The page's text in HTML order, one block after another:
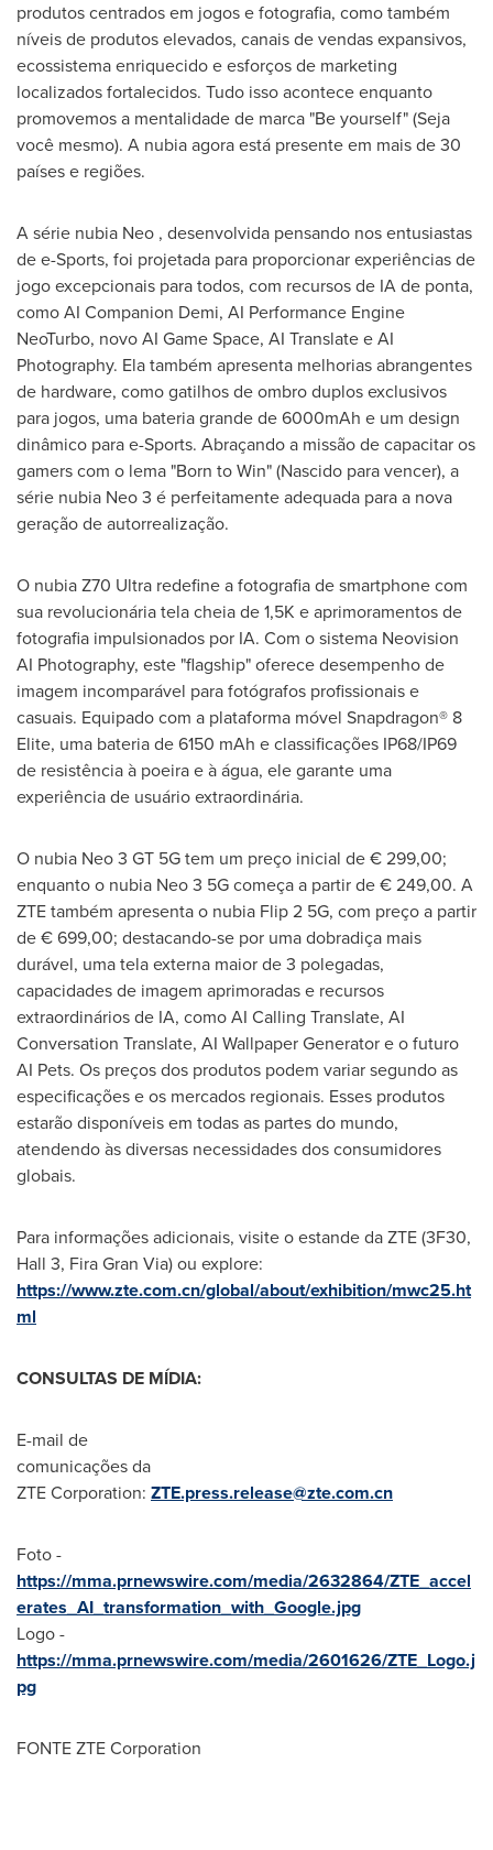
produtos centrados em jogos e fotografia, como também
níveis de produtos elevados, canais de vendas expansivos,
ecossistema enriquecido e esforços de marketing
localizados fortalecidos. Tudo isso acontece enquanto
promovemos a mentalidade de marca "Be yourself" (Seja
você mesmo). A nubia agora está presente em mais de 30
países e regiões.
A série nubia Neo , desenvolvida pensando nos entusiastas
de e-Sports, foi projetada para proporcionar experiências de
jogo excepcionais para todos, com recursos de IA de ponta,
como AI Companion Demi, AI Performance Engine
NeoTurbo, novo AI Game Space, AI Translate e AI
Photography. Ela também apresenta melhorias abrangentes
de hardware, como gatilhos de ombro duplos exclusivos
para jogos, uma bateria grande de 6000mAh e um design
dinâmico para e-Sports. Abraçando a missão de capacitar os
gamers com o lema "Born to Win" (Nascido para vencer), a
série nubia Neo 3 é perfeitamente adequada para a nova
geração de autorrealização.
O nubia Z70 Ultra redefine a fotografia de smartphone com
sua revolucionária tela cheia de1,5K e aprimoramentos de
fotografia impulsionados por IA. Com o sistema Neovision
AI Photography, este "flagship" oferece desempenho de
imagem incomparável para fotógrafos profissionais e
casuais. Equipado com a plataforma móvel Snapdragon® 8
Elite, uma bateria de 6150 mAh e classificações IP68/IP69
de resistência à poeira e à água, ele garante uma
experiência de usuário extraordinária.
O nubia Neo 3 GT 5G tem um preço inicial de € 299,00;
enquanto o nubia Neo 3 5G começa a partir de € 249,00. A
ZTE também apresenta o nubia Flip 2 5G, com preço a partir
de € 699,00; destacando-se por uma dobradiça mais
durável, uma tela externa maior de 3 polegadas,
capacidades de imagem aprimoradas e recursos
extraordinários de IA, como AI Calling Translate, AI
Conversation Translate, AI Wallpaper Generator e o futuro
AI Pets. Os preços dos produtos podem variar segundo as
especificações e os mercados regionais. Esses produtos
estarão disponíveis em todas as partes do mundo,
atendendo às diversas necessidades dos consumidores
globais.
Para informações adicionais, visite o estande da ZTE (3F30,
Hall 3, Fira Gran Via) ou explore:
https://www.zte.com.cn/global/about/exhibition/mwc25.ht
ml
CONSULTAS DE MÍDIA:
E-mail de
comunicações da
ZTE Corporation: ZTE.press.release@zte.com.cn
Foto -
https://mma.prnewswire.com/media/2632864/ZTE_accel
erates_AI_transformation_with_Google.jpg
Logo -
https://mma.prnewswire.com/media/2601626/ZTE_Logo.j
pg
FONTE ZTE Corporation